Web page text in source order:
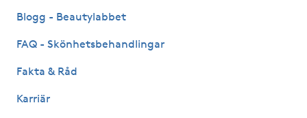
IPL hårborttagning
Blogg - Beautylabbet
FAQ - Skönhetsbehandlingar
Fakta & Råd
Karriär